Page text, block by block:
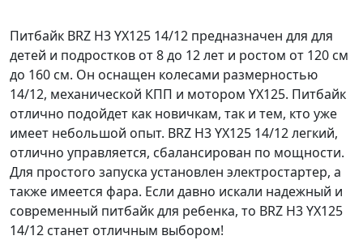
Питбайк BRZ H3 YX125 14/12 предназначен для для
детей и подростков от 8 до 12 лет и ростом от 120 см
до 160 см. Он оснащен колесами размерностью
14/12, механической КПП и мотором YX125. Питбайк
отлично подойдет как новичкам, так и тем, кто уже
имеет небольшой опыт. BRZ H3 YX125 14/12 легкий,
отлично управляется, сбалансирован по мощности.
Для простого запуска установлен электростартер, а
также имеется фара. Если давно искали надежный и
современный питбайк для ребенка, то BRZ H3 YX125
14/12 станет отличным выбором!